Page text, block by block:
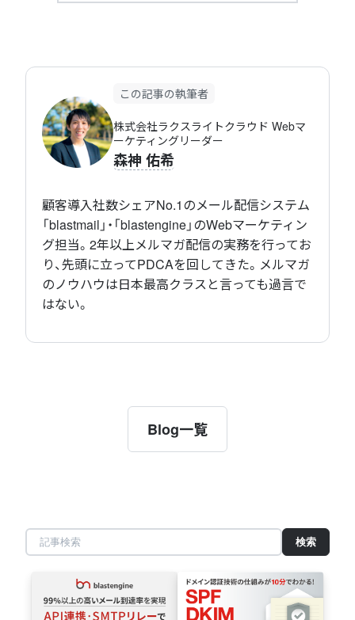
この記事の執筆者
株式会社ラクスライトクラウド Webマ
ーケティングリーダー
森神 佑希
顧客導入社数シェアNo.1のメール配信システム
「blastmail」・「blastengine」のWebマーケティン
グ担当。2年以上メルマガ配信の実務を行ってお
り、先頭に立ってPDCAを回してきた。メルマガ
のノウハウは日本最高クラスと言っても過言で
はない。
Blog一覧
記
事